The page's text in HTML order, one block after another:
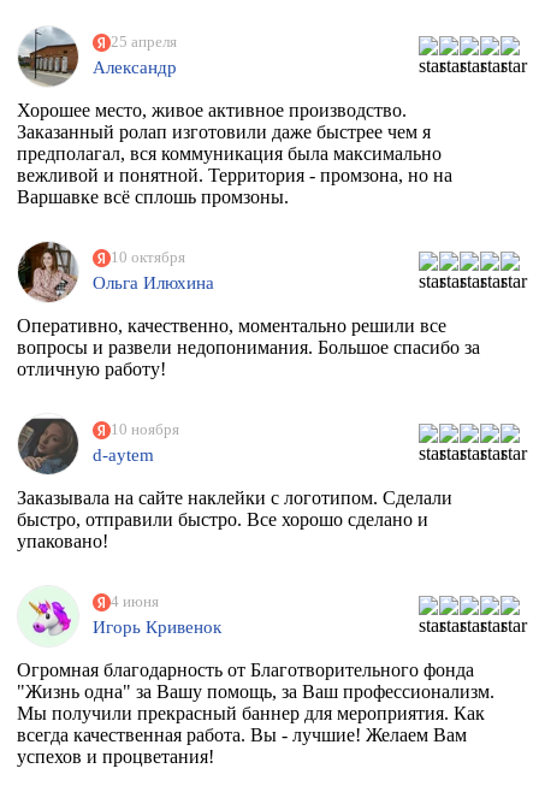
25 апреля
Александр
Хорошее место, живое активное производство.
Заказанный ролап изготовили даже быстрее чем я
предполагал, вся коммуникация была максимально
вежливой и понятной. Территория - промзона, но на
Варшавке всё сплошь промзоны.
10 октября
Ольга Илюхина
Оперативно, качественно, моментально решили все
вопросы и развели недопонимания. Большое спасибо за
отличную работу!
10 ноября
d-aytem
Заказывала на сайте наклейки с логотипом. Сделали
быстро, отправили быстро. Все хорошо сделано и
упаковано!
4 июня
Игорь Кривенок
Огромная благодарность от Благотворительного фонда
"Жизнь одна" за Вашу помощь, за Ваш профессионализм.
Мы получили прекрасный баннер для мероприятия. Как
всегда качественная работа. Вы - лучшие! Желаем Вам
успехов и процветания!